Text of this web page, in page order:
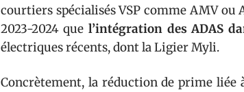
courtiers spécialisés VSP comme AMV
2023-2024 que l’intégration des ADAS
électriques récents, dont la Ligier Myli.
Concrètement, la réduction de prime liée